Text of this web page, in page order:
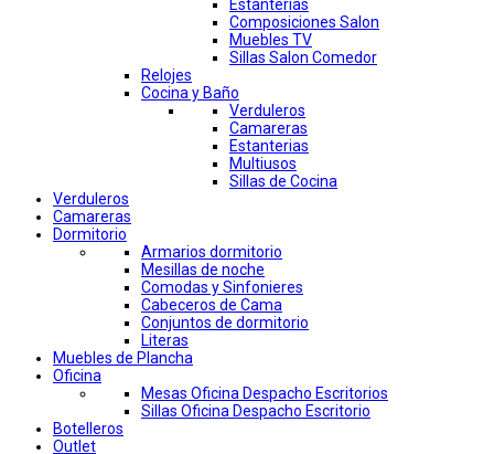
Estanterias
Composiciones Salon
Muebles TV
Sillas Salon Comedor
Relojes
Cocina y Baño
Verduleros
Camareras
Estanterias
Multiusos
Sillas de Cocina
Verduleros
Camareras
Dormitorio
Armarios dormitorio
Mesillas de noche
Comodas y Sinfonieres
Cabeceros de Cama
Conjuntos de dormitorio
Literas
Muebles de Plancha
Oficina
Mesas Oficina Despacho Escritorios
Sillas Oficina Despacho Escritorio
Botelleros
Outlet